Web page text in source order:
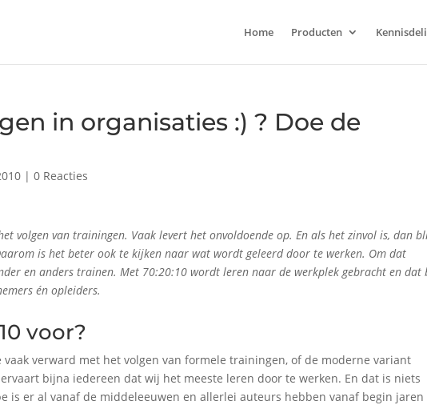
Home Producten
in organisaties :) ? Doe de
|0 Reacties
volgen van trainingen. Vaak levert het onvoldoende op. En als het zinvol is, dan
is het beter ook te kijken naar wat wordt geleerd door te werken. Om dat
en anders trainen. Met 70:20:10 wordt leren naar de werkplek gebracht en dat
én opleiders.
voor?
verward met het volgen van formele trainingen, of de moderne variant
bijna iedereen dat wij het meeste leren door te werken. En dat is niets
is er al vanaf de middeleeuwen en allerlei auteurs hebben vanaf begin jaren